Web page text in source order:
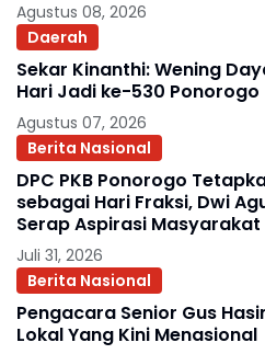
Agustus 08, 2026
Daerah
Sekar Kinanthi: Wening
Hari Jadi ke-530 Ponorogo
Agustus 07, 2026
Berita Nasional
DPC PKB Ponorogo
sebagai Hari Fraksi, Dwi
Serap Aspirasi Masyarakat
Juli 31, 2026
Berita Nasional
Pengacara Senior Gus
Lokal Yang Kini Menasional